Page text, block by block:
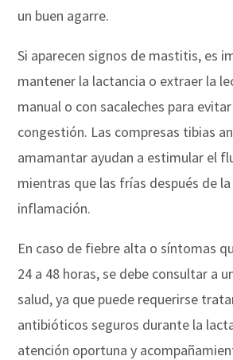
un buen agarre.
Si aparecen signos de mastitis, es
mantener la lactancia o extraer la
manual o con sacaleches para
congestión. Las compresas tibias
amamantar ayudan a estimular el
mientras que las frías después de
inflamación.
En caso de fiebre alta o síntomas
24 a 48 horas, se debe consultar a
salud, ya que puede requerirse
antibióticos seguros durante la
atención oportuna y